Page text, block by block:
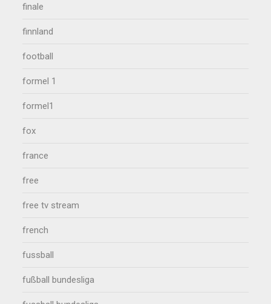
finale
finnland
football
formel 1
formel1
fox
france
free
free tv stream
french
fussball
fußball bundesliga